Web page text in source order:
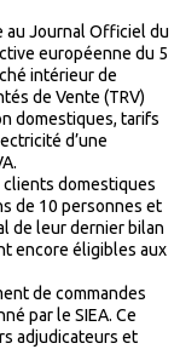
au Journal Officiel du
européenne du 5
intérieur de
de Vente (TRV)
domestiques, tarifs
d’une
clients domestiques
de 10 personnes et
de leur dernier bilan
encore éligibles aux
de commandes
par le SIEA. Ce
adjudicateurs et